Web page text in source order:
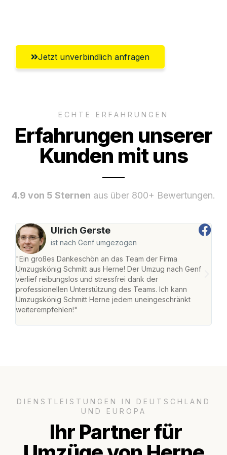
Jetzt unverbindlich anfragen
ECHTE ERFAHRUNGEN
Erfahrungen unserer
Kunden mit uns
4.9 von 5 Sternen aus über 800+ Bewertungen.
Ulrich Gerste
ist nach Genf umgezogen
"Ein großes Dankeschön an das Team der Firma
Umzugskönig Schmitt aus Herne! Der Umzug nach Genf
verlief reibungslos und stressfrei dank der
professionellen Unterstützung des Teams. Ich kann
Umzugskönig Schmitt Herne jedem uneingeschränkt
weiterempfehlen!"
DIENSTLEISTUNGEN IN DEUTSCHLAND
UND EUROPA
Ihr Partner für